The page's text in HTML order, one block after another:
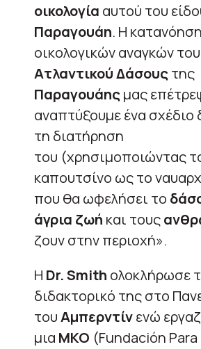
οικολογία αυτού του
Παραγουάη. Η
οικολογικών αναγκών του
Ατλαντικού Δάσουςτης
Παραγουάηςμας
αναπτύξουμε ένα σχέδιο
τη διατήρηση
του (χρησιμοποιώντας
καπουτσίνο ως το
που θα ωφελήσει το
άγρια ζωή και τους
ζουν στην περιοχή».
Η Dr. Smith ολοκλήρωσε
διδακτορικό της στο
τουΑμπερντίνενώ
μια ΜΚΟ (Fundación